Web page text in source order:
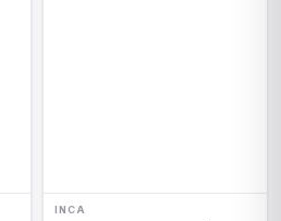
INCA